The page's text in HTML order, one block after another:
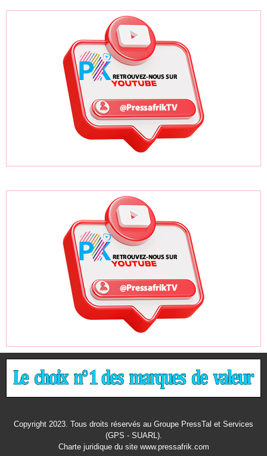
Copyright 2023. Tous droits réservés au Groupe PressTal et Services
(GPS - SUARL).
Charte juridiquedu site www.pressafrik.com